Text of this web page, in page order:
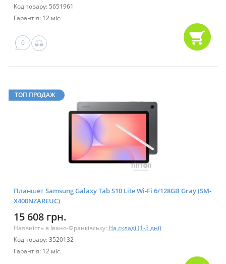
Код товару: 5651961
Гарантія: 12 міс.
0
ТОП ПРОДАЖ
Планшет Samsung Galaxy Tab S10 Lite Wi-Fi 6/128GB Gray (SM-
X400NZAREUC)
15 608 грн.
Наявність в Івано-Франківську: На складі (1-3 дні)
Код товару: 3520132
Гарантія: 12 міс.